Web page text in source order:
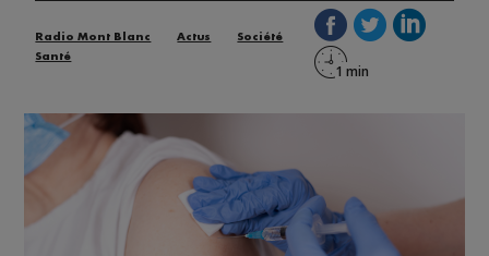
Radio Mont Blanc Actus
Société
Santé